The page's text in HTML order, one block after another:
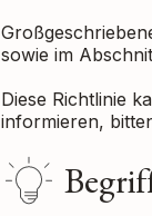
sowie im
Diese Richtlinie
informieren,